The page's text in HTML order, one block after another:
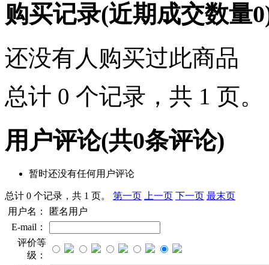
购买记录(近期成交数量0
还没有人购买过此商品
总计 0 个记录，共 1 页。
用户评论(共0条评论)
暂时还没有任何用户评论
总计 0 个记录，共 1 页。 第一页 上一页 下一页 最末页
用户名：
匿名用户
E-mail：
评价等
级：